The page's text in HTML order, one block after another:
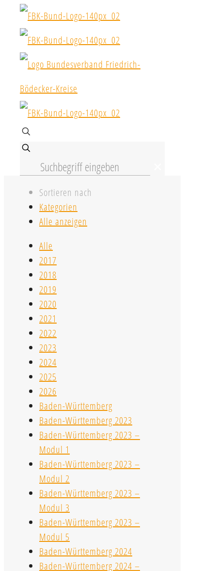
Sortieren nach
Kategorien
Alle anzeigen
Alle
2017
2018
2019
2020
2021
2022
2023
2024
2025
2026
Baden-Württemberg
Baden-Württemberg 2023
Baden-Württemberg 2023 –
Modul 1
Baden-Württemberg 2023 –
Modul 2
Baden-Württemberg 2023 –
Modul 3
Baden-Württemberg 2023 –
Modul 5
Baden-Württemberg 2024
Baden-Württemberg 2024 –